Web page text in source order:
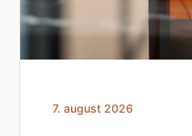
7. august 2026